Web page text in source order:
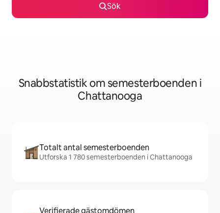
Sök
Snabbstatistik om semesterboenden i
Chattanooga
Totalt antal semesterboenden
Utforska 1 780 semesterboenden i Chattanooga
Verifierade gästomdömen